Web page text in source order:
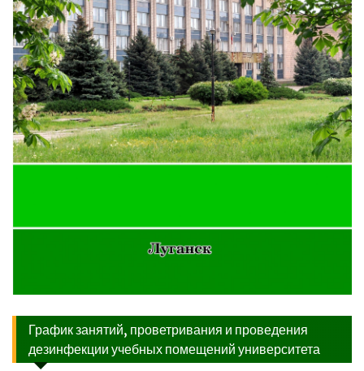
График занятий, проветривания и проведения
дезинфекции учебных помещений университета